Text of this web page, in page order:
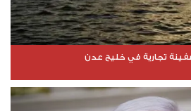
تجارية في خليج عدن